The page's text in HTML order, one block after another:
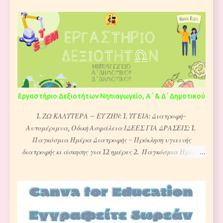
Εργαστήριο Δεξιοτήτων Νηπιαγωγείο, Α΄ & Δ΄ Δημοτικού
1. ΖΩ ΚΑΛΥΤΕΡΑ – ΕΥ ΖΗΝ: 1. ΥΓΕΙΑ: Διατροφή-
Αυτομέριμνα, Οδική Ασφάλεια ΙΔΕΕΣ ΓΙΑ ΔΡΑΣΕΙΣ: 1.
Παγκόσμια Ημέρα Διατροφής - Πρόκληση υγιεινής
διατροφής κι άσκησης για 12 ημέρες 2. Παγκόσμια Ημέρα
E-BOOK ΚΥΚΛΟΦΟΡΙΑΚΗΣ ΑΓΩΓΗΣ 5. Το μουσείο της
Κυκλοφοριακής Αγωγής (escape room) 2. ΦΡΟΝΤΙΖΩ ΤΟ
ΠΕΡΙΒΑΛΛΟΝ 1. Οικολογία – Παγκόσμια και τοπική Φυσική